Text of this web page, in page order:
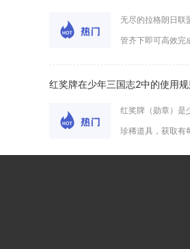
无尽的拉格朗日联
管齐下即可高效完
红奖牌在少年三国志2中的使用
红奖牌（勋章）是
珍稀道具，获取有